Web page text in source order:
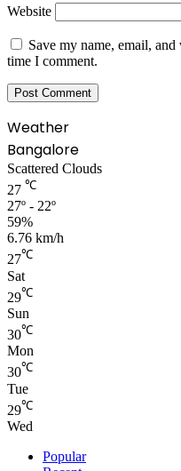
Website
Save my name, email,
time I comment.
Weather
Bangalore
Scattered Clouds
27 ℃
27º - 22º
59%
6.76 km/h
27℃
Sat
29℃
Sun
30℃
Mon
30℃
Tue
29℃
Wed
Popular